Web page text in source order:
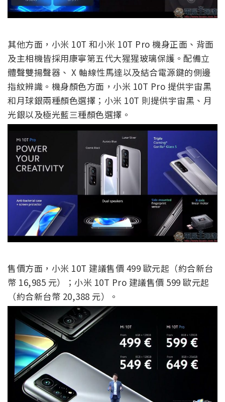
其他方面，小米 10T 和小米 10T Pro 機身正面、背面
及主相機皆採用康寧第五代大猩猩玻璃保護。配備立
體聲雙揚聲器、 X 軸線性馬達以及結合電源鍵的側邊
指紋辨識。機身顏色方面，小米 10T Pro 提供宇宙黑
和月球銀兩種顏色選擇；小米 10T 則提供宇宙黑、月
光銀以及極光藍三種顏色選擇。
售價方面，小米 10T 建議售價 499 歐元起（約合新台
幣 16,985 元）；小米 10T Pro 建議售價 599 歐元起
（約合新台幣 20,388 元）。